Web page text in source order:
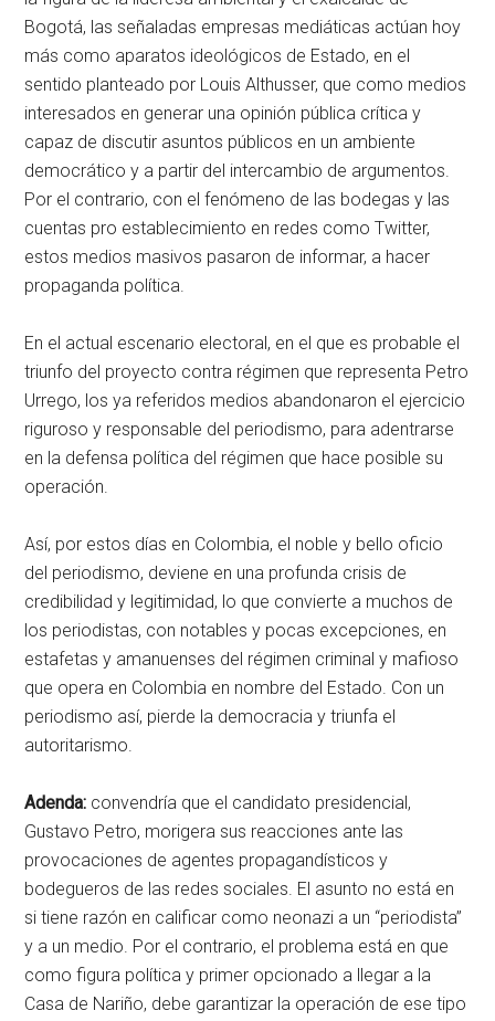
Bogotá, las señaladas empresas mediáticas actúan hoy
más como aparatos ideológicos de Estado, en el
sentido planteado por Louis Althusser, que como medios
interesados en generar una opinión pública crítica y
capaz de discutir asuntos públicos en un ambiente
democrático y a partir del intercambio de argumentos.
Por el contrario, con el fenómeno de las bodegas y las
cuentas pro establecimiento en redes como Twitter,
estos medios masivos pasaron de informar, a hacer
propaganda política.
En el actual escenario electoral, en el que es probable el
triunfo del proyecto contra régimen que representa Petro
Urrego, los ya referidos medios abandonaron el ejercicio
riguroso y responsable del periodismo, para adentrarse
en la defensa política del régimen que hace posible su
operación.
Así, por estos días en Colombia, el noble y bello oficio
del periodismo, deviene en una profunda crisis de
credibilidad y legitimidad, lo que convierte a muchos de
los periodistas, con notables y pocas excepciones, en
estafetas y amanuenses del régimen criminal y mafioso
que opera en Colombia en nombre del Estado. Con un
periodismo así, pierde la democracia y triunfa el
autoritarismo.
Adenda: convendría que el candidato presidencial,
Gustavo Petro, morigera sus reacciones ante las
provocaciones de agentes propagandísticos y
bodegueros de las redes sociales. El asunto no está en
si tiene razón en calificar como neonazi a un “periodista”
y a un medio. Por el contrario, el problema está en que
como figura política y primer opcionado a llegar a la
Casa de Nariño, debe garantizar la operación de ese tipo